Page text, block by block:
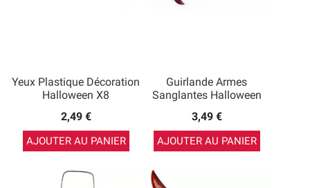
Yeux Plastique Décoration
Halloween X8
2,49 €
AJOUTER AU PANIER
Guirlande Armes
Sanglantes Halloween
3,49 €
AJOUTER AU PANIER